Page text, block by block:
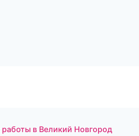
в Великий Новгород